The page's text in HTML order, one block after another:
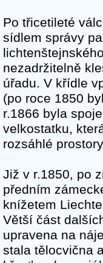
Po třicetileté
sídlem správy
nezadržitelně
úřadu. V křídle
(po roce 1850
r.1866 byla
velkostatku,
rozsáhlé
Již v r.1850, po
předním
knížetem
Větší část
upravena na
stala tělocvična